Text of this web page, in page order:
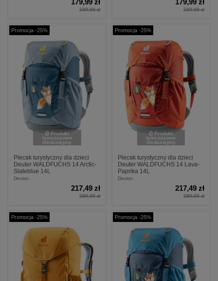
179,99 zł
239,99 zł
179,99 zł
239,99 zł
Promocja -25%
Produkt
tymczasowo
niedostępny
Plecak turystyczny dla dzieci
Deuter WALDFUCHS 14 Arctic-
Slateblue 14L
Deuter
217,49 zł
289,99 zł
Promocja -25%
Produkt
tymczasowo
niedostępny
Plecak turystyczny dla dzieci
Deuter WALDFUCHS 14 Lava-
Paprika 14L
Deuter
217,49 zł
289,99 zł
Promocja -25% Promocja -25%